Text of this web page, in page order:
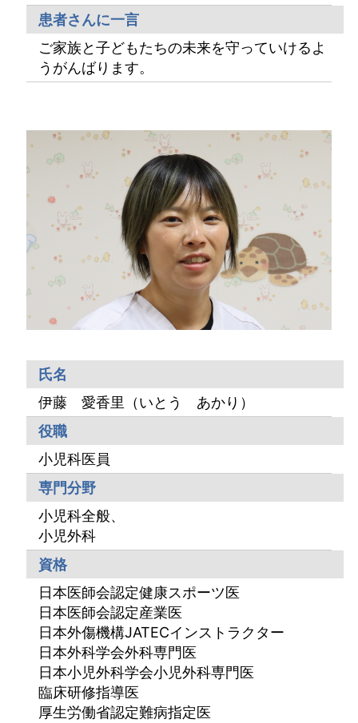
患者さんに一言
ご家族と子どもたちの未来を守っていけるよ
うがんばります。
氏名
伊藤 愛香里（いとう あかり）
役職
小児科医員
専門分野
小児科全般、
小児外科
資格
日本医師会認定健康スポーツ医
日本医師会認定産業医
日本外傷機構JATECインストラクター
日本外科学会外科専門医
日本小児外科学会小児外科専門医
臨床研修指導医
厚生労働省認定難病指定医